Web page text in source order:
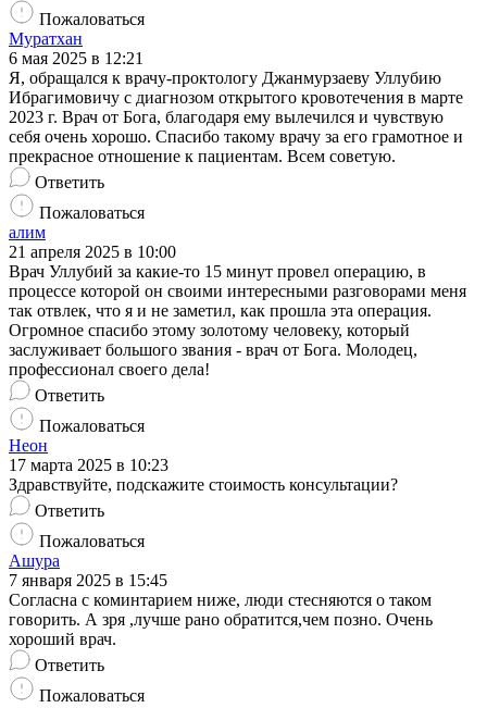
Пожаловаться
Муратхан
6 мая 2025 в 12:21
Я, обращался к врачу-проктологу Джанмурзаеву Уллубию
Ибрагимовичу с диагнозом открытого кровотечения в марте
2023 г. Врач от Бога, благодаря ему вылечился и чувствую
себя очень хорошо. Спасибо такому врачу за его грамотное и
прекрасное отношение к пациентам. Всем советую.
Ответить
Пожаловаться
алим
21 апреля 2025 в 10:00
Врач Уллубий за какие-то 15 минут провел операцию, в
процессе которой он своими интересными разговорами меня
так отвлек, что я и не заметил, как прошла эта операция.
Огромное спасибо этому золотому человеку, который
заслуживает большого звания - врач от Бога. Молодец,
профессионал своего дела!
Ответить
Пожаловаться
Неон
17 марта 2025 в 10:23
Здравствуйте, подскажите стоимость консультации?
Ответить
Пожаловаться
Ашура
7 января 2025 в 15:45
Согласна с коминтарием ниже, люди стесняются о таком
говорить. А зря ,лучше рано обратится,чем позно. Очень
хороший врач.
Ответить
Пожаловаться